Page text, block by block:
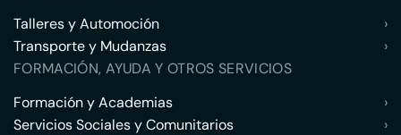
Talleres y Automoción
›
Transporte y Mudanzas
›
FORMACIÓN, AYUDA Y OTROS SERVICIOS
Formación y Academias
›
Servicios Sociales y Comunitarios
›